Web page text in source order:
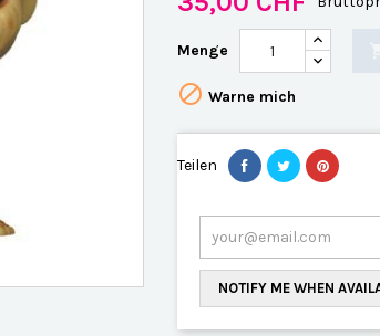
Menge
 Warne mich
Teilen
NOTIFY ME WHEN